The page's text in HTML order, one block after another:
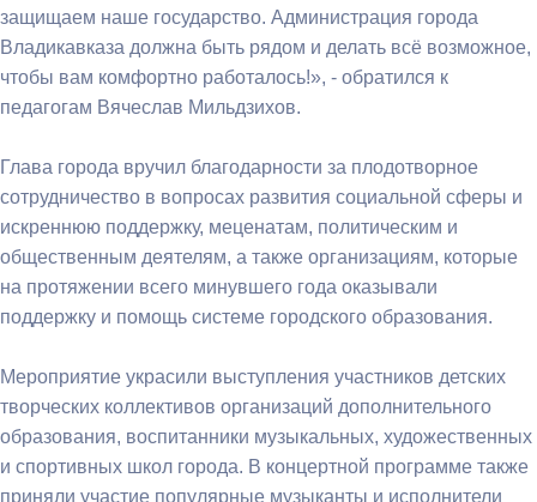
защищаем наше государство. Администрация города
Владикавказа должна быть рядом и делать всё возможное,
чтобы вам комфортно работалось!», - обратился к
педагогам Вячеслав Мильдзихов.
Глава города вручил благодарности за плодотворное
сотрудничество в вопросах развития социальной сферы и
искреннюю поддержку, меценатам, политическим и
общественным деятелям, а также организациям, которые
на протяжении всего минувшего года оказывали
поддержку и помощь системе городского образования.
Мероприятие украсили выступления участников детских
творческих коллективов организаций дополнительного
образования, воспитанники музыкальных, художественных
и спортивных школ города. В концертной программе также
приняли участие популярные музыканты и исполнители